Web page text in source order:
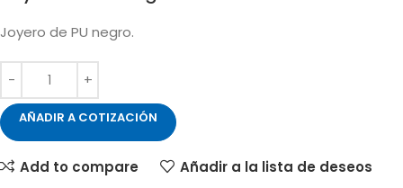
Joyero de PU negro.
AÑADIR A COTIZACIÓN
Add to compare Añadir a la lista de deseos